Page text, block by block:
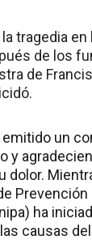
tragedia en
de los
de
emitido un
y
dolor.
ha
causas